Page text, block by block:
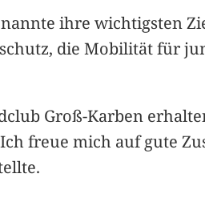
ihre wichtigsten
die Mobilität für
Groß-Karben
freue mich auf gute